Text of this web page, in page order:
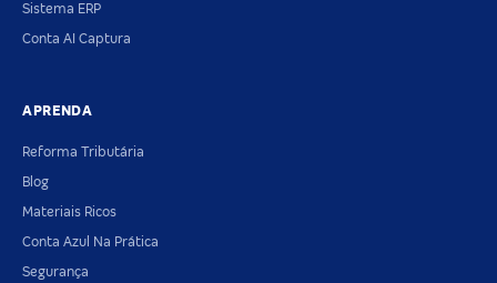
Sistema ERP
Conta AI Captura
APRENDA
Reforma Tributária
Blog
Materiais Ricos
Conta Azul Na Prática
Segurança